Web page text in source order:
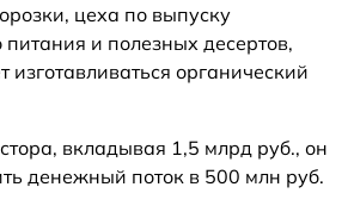
цеха по выпуску
и полезных десертов,
изготавливаться органический
вкладывая 1,5 млрд руб., он
денежный поток в 500 млн руб.